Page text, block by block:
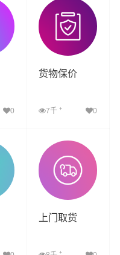
0
货物保价
7千 + 0
查看详细
上门取货
+